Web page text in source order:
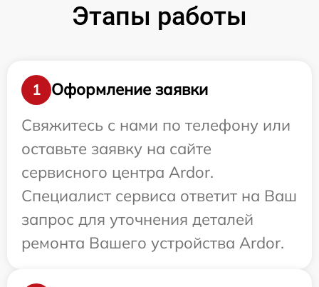
Этапы работы
1
Оформление заявки
Свяжитесь с нами по телефону или
оставьте заявку на сайте
сервисного центра Ardor.
Специалист сервиса ответит на Ваш
запрос для уточнения деталей
ремонта Вашего устройства Ardor.